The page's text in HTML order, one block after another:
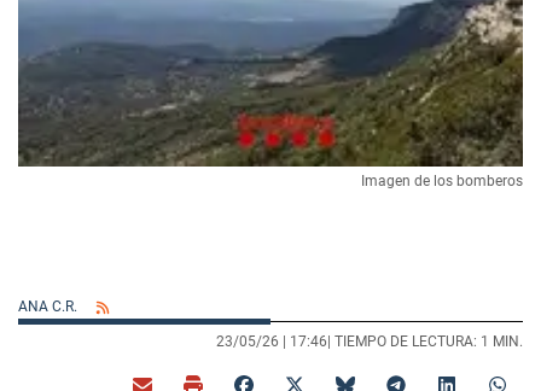
Imagen de los bomberos
ANA C.R.
23/05/26 | 17:46| TIEMPO DE LECTURA: 1 MIN.